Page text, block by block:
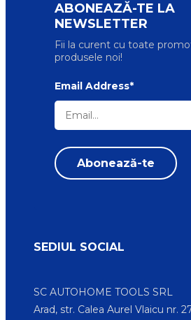
ABONEAZĂ-TE LA
NEWSLETTER
Fii la curent cu toate
produsele noi!
Email Address*
SEDIUL SOCIAL
SC AUTOHOME TOOLS SRL
Arad, str. Calea Aurel Vlaicu nr.